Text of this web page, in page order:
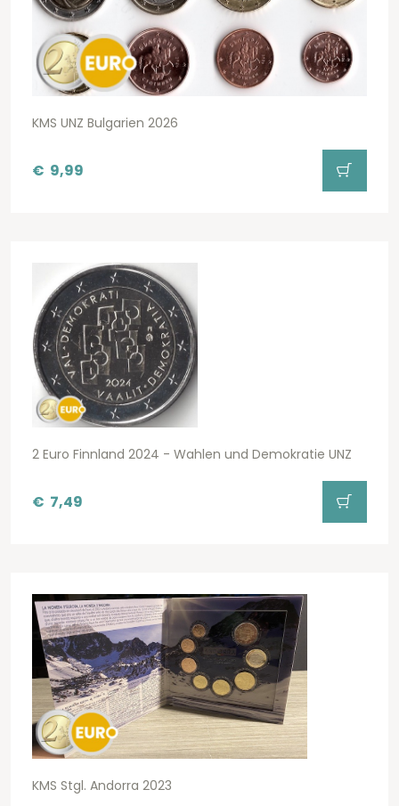
KMS UNZ Bulgarien 2026
€ 9,99
2 Euro Finnland 2024 - Wahlen und Demokratie UNZ
€ 7,49
KMS Stgl. Andorra 2023